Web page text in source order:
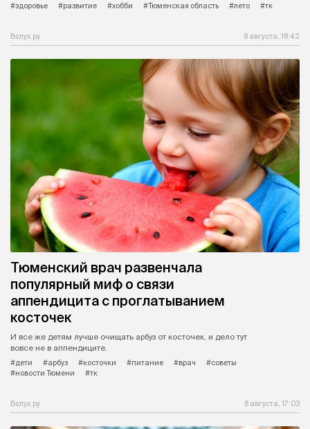
#здоровье
#развитие #хобби #Тюменская область #лето #тк
Вслух.ру 8 августа, 18:42
Тюменский врач развенчала
популярный миф о связи
аппендицита с проглатыванием
косточек
И все же детям лучше очищать арбуз от косточек, и дело тут
вовсе не в аппендиците.
#дети
#арбуз #косточки #питание #врач
#советы
#новости Тюмени
#тк
Вслух.ру 8 августа, 17:03